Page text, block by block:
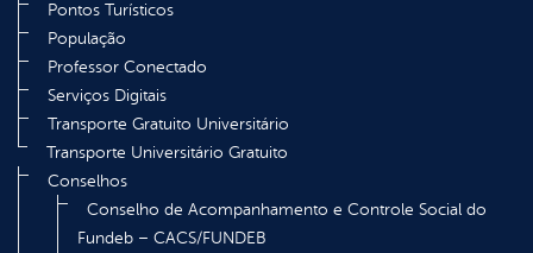
Pontos Turísticos
População
Professor Conectado
Serviços Digitais
Transporte Gratuito Universitário
Transporte Universitário Gratuito
Conselhos
Conselho de Acompanhamento e Controle Social do
Fundeb – CACS/FUNDEB